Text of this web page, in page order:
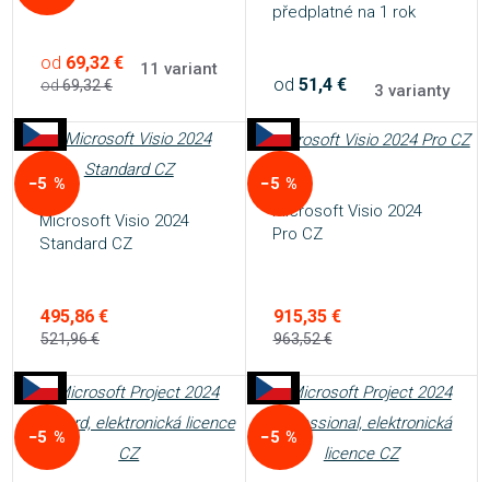
od69,32 €
od 69,32 € 11 variant
předplatné na 1 rok
od 51,4 € 3 varianty
−5 %
Microsoft Visio 2024
Standard CZ
521,96 €
495,86 €
−5 %
Microsoft Visio 2024
Pro CZ
963,52 €
915,35 €
−5 % −5 %